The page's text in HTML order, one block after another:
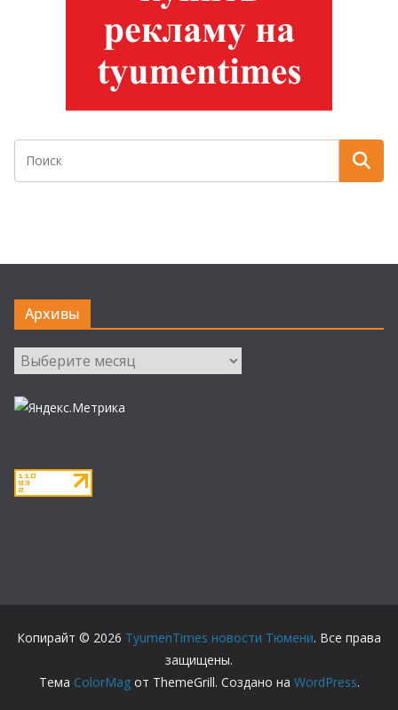
Архивы
Архивы
Копирайт © 2026 TyumenTimes новости Тюмени. Все права
защищены.
Тема ColorMagот ThemeGrill. Создано на WordPress.